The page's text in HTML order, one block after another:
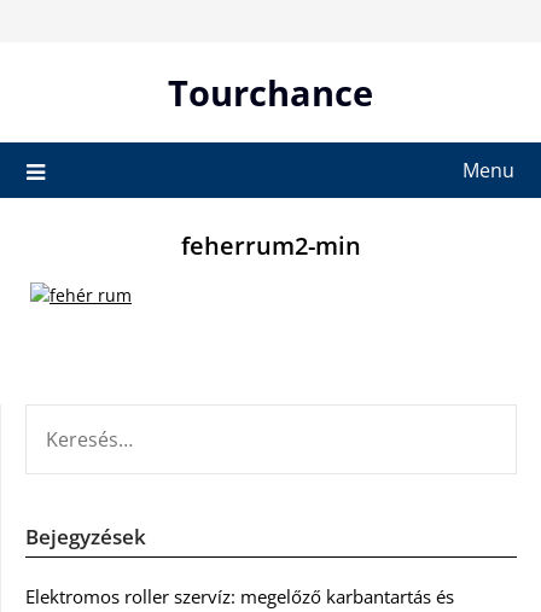
Tourchance
Menu
feherrum2-min
Bejegyzések
Elektromos roller szervíz: megelőző karbantartás és